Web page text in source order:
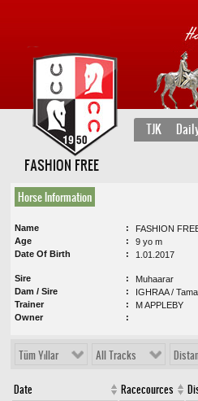
TJK
FASHION FREE
Horse Information
Name
FASHION
Age
9 yo m
Date Of Birth
1.01.2017
Sire
Muhaarar
Dam / Sire
IGHRAA /
Trainer
M APPLEBY
Owner
Tüm Yıllar All Tracks
Date Racecources